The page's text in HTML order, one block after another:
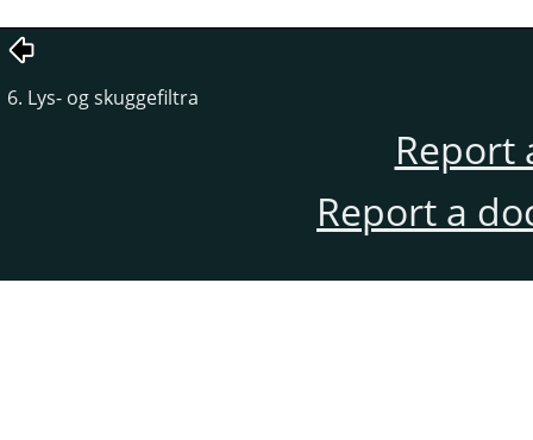
6. Lys- og skuggefiltra
Report
Report a